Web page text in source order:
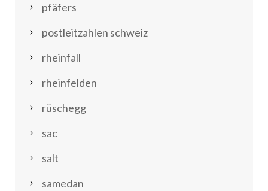
pfäfers
postleitzahlen schweiz
rheinfall
rheinfelden
rüschegg
sac
salt
samedan